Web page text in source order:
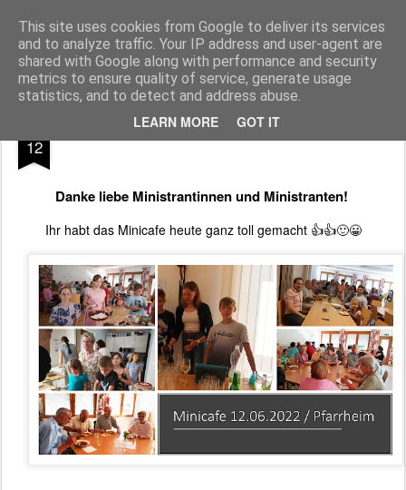
This site uses cookies from Google to deliver its services
and to analyze traffic. Your IP address and user-agent are
shared with Google along with performance and security
metrics to ensure quality of service, generate usage
statistics, and to detect and address abuse.
LEARN MORE GOT IT
Pfarre Pöttsching Die Pfarre Pöttsching gehört zum SeelSorgeRaum St. Klemens in 7033 Pöttsching, Hauptstraße 6
Pages
12
Danke liebe Ministrantinnen und Ministranten!
Ihr habt das Minicafe heute ganz toll gemacht 👍👍🙂😀